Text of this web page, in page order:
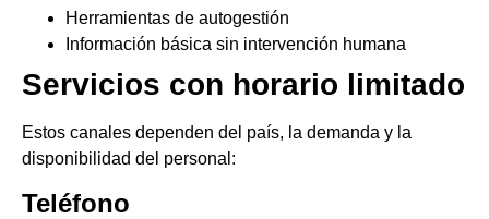
Herramientas de autogestión
Información básica sin intervención humana
Servicios con horario limitado
Estos canales dependen del país, la demanda y la
disponibilidad del personal:
Teléfono